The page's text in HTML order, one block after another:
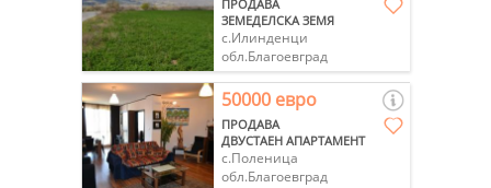
ПРОДАВА
ЗЕМЕДЕЛСКА ЗЕМЯ
с.Илинденци
обл.Благоевград
50000 евро
ПРОДАВА
ДВУСТАЕН АПАРТАМЕНТ
с.Поленица
обл.Благоевград